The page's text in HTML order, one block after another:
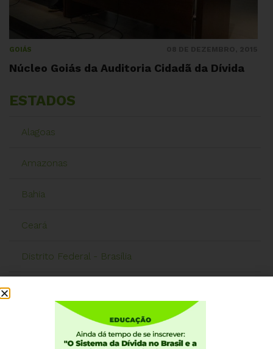
GOIÁS
Núcleo Goiás da Auditoria Cidadã da Dívida
ESTADOS
Alagoas
Amazonas
Bahia
Ceará
Distrito Federal - Brasília
Espírito Santo